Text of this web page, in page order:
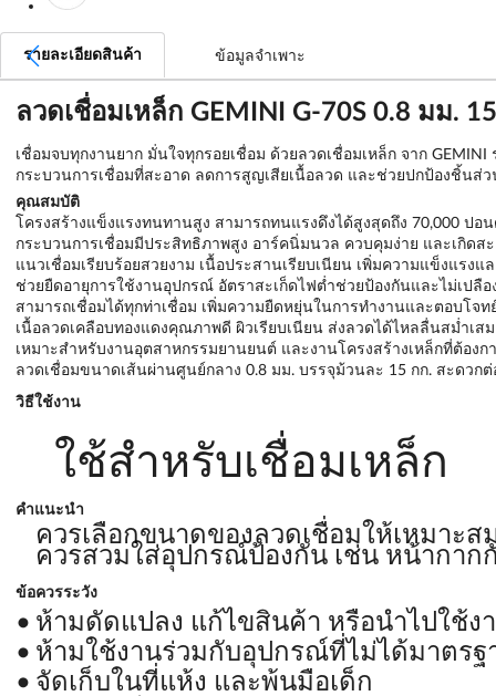
รายละเอียดสินค้า ข้อมูลจำเพาะ
ลวดเชื่อมเหล็ก GEMINI G-70S 0.8 มม.
เชื่อมจบทุกงานยาก มั่นใจทุกรอยเชื่อม ด้วยลวดเชื่อมเหล็ก จาก
กระบวนการเชื่อมที่สะอาด ลดการสูญเสียเนื้อลวด และช่วยปกป้องชิ้นส่
คุณสมบัติ
โครงสร้างแข็งแรงทนทานสูง สามารถทนแรงดึงได้สูงสุดถึง 70,000 ปอน
กระบวนการเชื่อมมีประสิทธิภาพสูง อาร์คนิ่มนวล ควบคุมง่าย และเกิดส
แนวเชื่อมเรียบร้อยสวยงาม เนื้อประสานเรียบเนียน เพิ่มความแข็งแรงแ
ช่วยยืดอายุการใช้งานอุปกรณ์ อัตราสะเก็ดไฟต่ำช่วยป้องกันและไม่เปลือ
สามารถเชื่อมได้ทุกท่าเชื่อม เพิ่มความยืดหยุ่นในการทำงานและตอบโจท
เนื้อลวดเคลือบทองแดงคุณภาพดี ผิวเรียบเนียน ส่งลวดได้ไหลลื่นสม่ำเส
เหมาะสำหรับงานอุตสาหกรรมยานยนต์ และงานโครงสร้างเหล็กที่ต้อง
ลวดเชื่อมขนาดเส้นผ่านศูนย์กลาง 0.8 มม. บรรจุม้วนละ 15 กก. สะดวก
วิธีใช้งาน
ใช้สำหรับเชื่อมเหล็ก
คำแนะนำ
ควรเลือกขนาดของลวดเชื่อมให้เหมาะส
ควรสวมใส่อุปกรณ์ป้องกัน เช่น หน้ากา
ข้อควรระวัง
ห้ามดัดแปลง แก้ไขสินค้า หรือนำไปใช้ง
ห้ามใช้งานร่วมกับอุปกรณ์ที่ไม่ได้มาตรฐ
จัดเก็บในที่แห้ง และพ้นมือเด็ก